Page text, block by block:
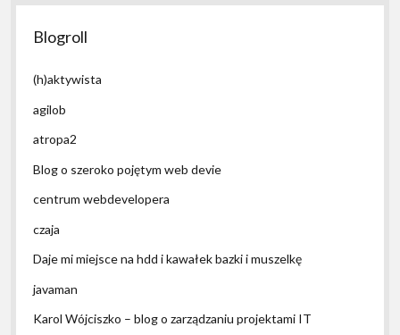
Blogroll
(h)aktywista
agilob
atropa2
Blog o szeroko pojętym web devie
centrum webdevelopera
czaja
Daje mi miejsce na hdd i kawałek bazki i muszelkę
javaman
Karol Wójciszko – blog o zarządzaniu projektami IT